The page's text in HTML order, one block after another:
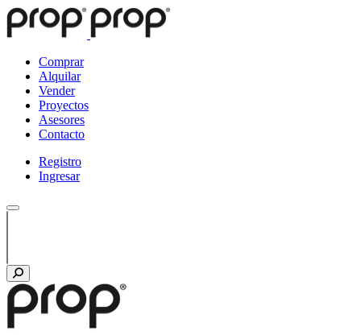
Comprar
Alquilar
Vender
Proyectos
Asesores
Contacto
Registro
Ingresar